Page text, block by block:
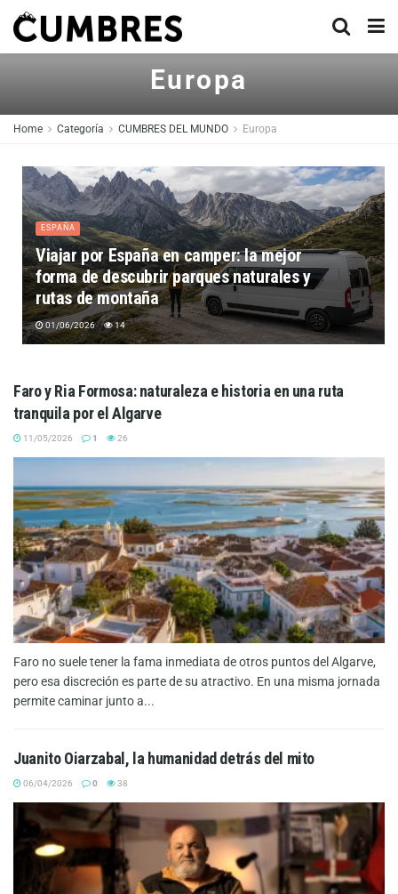
Europa
Home Categoría CUMBRES DEL MUNDO Europa
ESPAÑA
Viajar por España en camper: la mejor
forma de descubrir parques naturales y
rutas de montaña
01/06/2026 14
Faro y Ria Formosa: naturaleza e historia en una ruta
tranquila por el Algarve
11/05/2026 1 26
Faro no suele tener la fama inmediata de otros puntos del Algarve,
pero esa discreción es parte de su atractivo. En una misma jornada
permite caminar junto a...
Juanito Oiarzabal, la humanidad detrás del mito
06/04/2026 0 38